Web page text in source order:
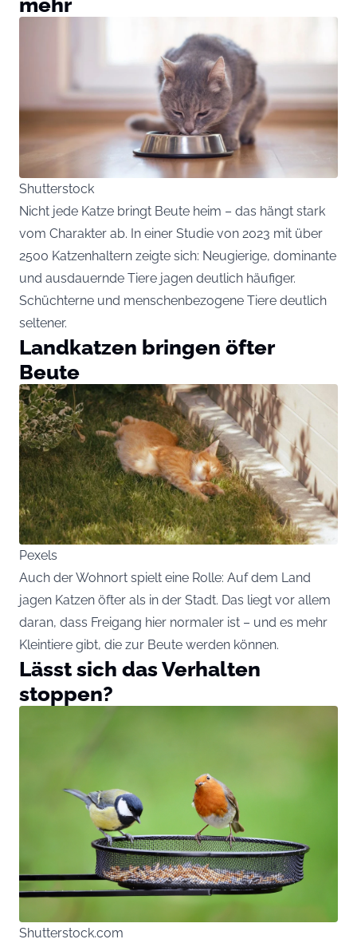
Shutterstock
Nicht jede Katze bringt Beute heim – das hängt stark
vom Charakter ab. In einer Studie von 2023 mit über
2500 Katzenhaltern zeigte sich: Neugierige, dominante
und ausdauernde Tiere jagen deutlich häufiger.
Schüchterne und menschenbezogene Tiere deutlich
seltener.
Landkatzen bringen öfter
Beute
Pexels
Auch der Wohnort spielt eine Rolle: Auf dem Land
jagen Katzen öfter als in der Stadt. Das liegt vor allem
daran, dass Freigang hier normaler ist – und es mehr
Kleintiere gibt, die zur Beute werden können.
Lässt sich das Verhalten
stoppen?
Shutterstock.com